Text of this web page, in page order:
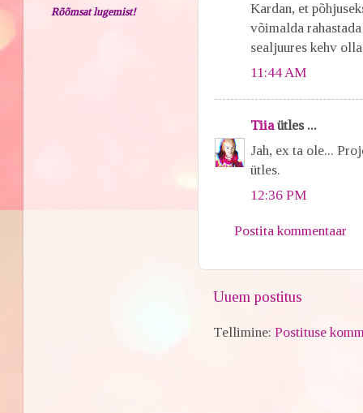
Kardan, et
võimalda
sealjuures kehv
11:44 AM
Tiiaütles ...
Jah, ex ta ole...
ütles.
12:36 PM
Postita kommentaar
Uuem postitus
Tellimine:Postituse
Rõõmsat lugemist!